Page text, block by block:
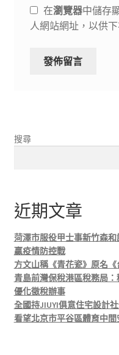
在瀏覽器中儲存
人網站網址，以供
搜尋
近期文章
菏澤市服役甲士事新竹森
贏疫情防控戰
方文山稱《青花瓷》原名
青島前灣保稅港區稅務局
優化徵稅辦事
全國持JIUYI俱意住宅設計
看望北京市平谷區體育中